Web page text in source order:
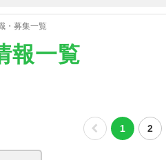
・募集一覧
報一覧
1 2